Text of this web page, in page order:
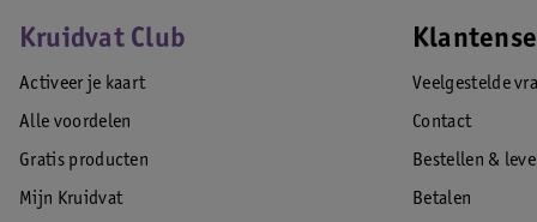
Kruidvat Club
Activeer je kaart
Alle voordelen
Gratis producten
Mijn Kruidvat
Veelgestelde
Contact
Bestellen &
Betalen